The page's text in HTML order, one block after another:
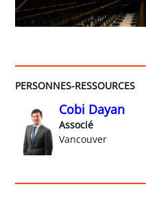
PERSONNES-RESSOURCES
Cobi Dayan
Associé
Vancouver